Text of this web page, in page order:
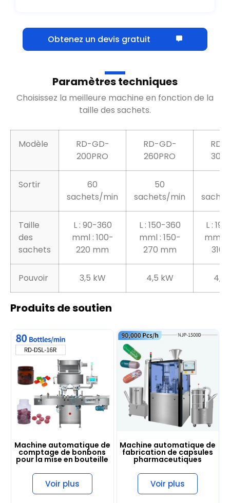
Obtenez un devis gratuit
Paramètres techniques
Choisissez la meilleure machine en fonction de la
taille des sachets.
Modèle
RD-GD-
200PRO
RD-GD-
260PRO
RD-
Sortir
60
sachets/min
50
sachets/min
Taille
des
sachets
L : 90-360
mml : 100-
220 mm
L : 150-360
mml : 150-
270 mm
L :
mmL
310
Pouvoir 3,5 kW 4,5 kW 4,5
Produits de soutien
Machine automatique de
comptage de bonbons
pour la mise en bouteille
Voir plus
Machine automatique de
fabrication de capsules
pharmaceutiques
Voir plus